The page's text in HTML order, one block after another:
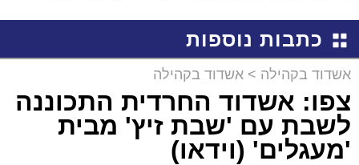
באשדוד
כתבות נוספות
אשדוד בקהילה > אשדוד בקהילה
צפו: אשדוד החרדית התכוננה
לשבת עם 'שבת זיץ' מבית
'מעגלים' (וידאו)